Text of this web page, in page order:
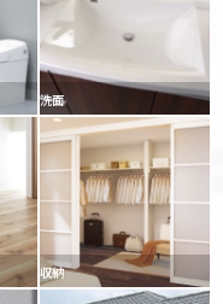
洗面
収納